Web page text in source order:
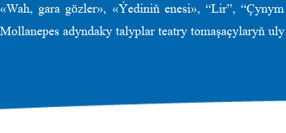
«Wah, gara gözler», «Ýediniň enesi», “Lir”,
Mollanepes adyndaky talyplar teatry tomaşaçylaryň